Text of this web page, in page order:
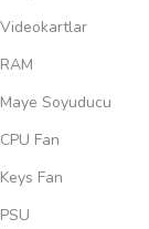
Videokartlar
RAM
Maye Soyuducu
CPU Fan
Keys Fan
PSU